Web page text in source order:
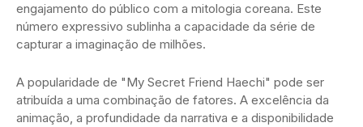
engajamento do público com a mitologia coreana. Este
número expressivo sublinha a capacidade da série de
capturar a imaginação de milhões.
A popularidade de "My Secret Friend Haechi" pode ser
atribuída a uma combinação de fatores. A excelência da
animação, a profundidade da narrativa e a disponibilidade